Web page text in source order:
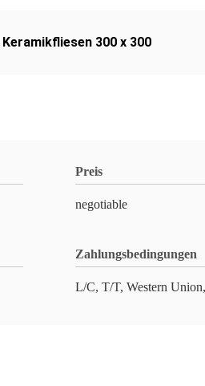
Keramikfliesen 300 x 300
Preis
negotiable
Zahlungsbedingungen
L/C, T/T, Western